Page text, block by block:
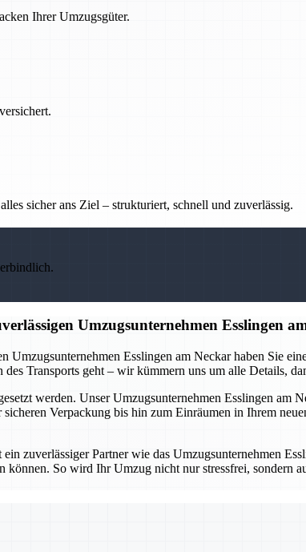
Ihrer Umzugsgüter.
sicher ans Ziel – strukturiert, schnell und zuverlässig.
Umzugsunternehmen Esslingen
Esslingen am Neckar haben Sie
Transports geht – wir kümmern uns um alle Details,
werden. Unser Umzugsunternehmen Esslingen am
Verpackung bis hin zum Einräumen in Ihrem
zuverlässiger Partner wie das Umzugsunternehmen
So wird Ihr Umzug nicht nur stressfrei, sondern